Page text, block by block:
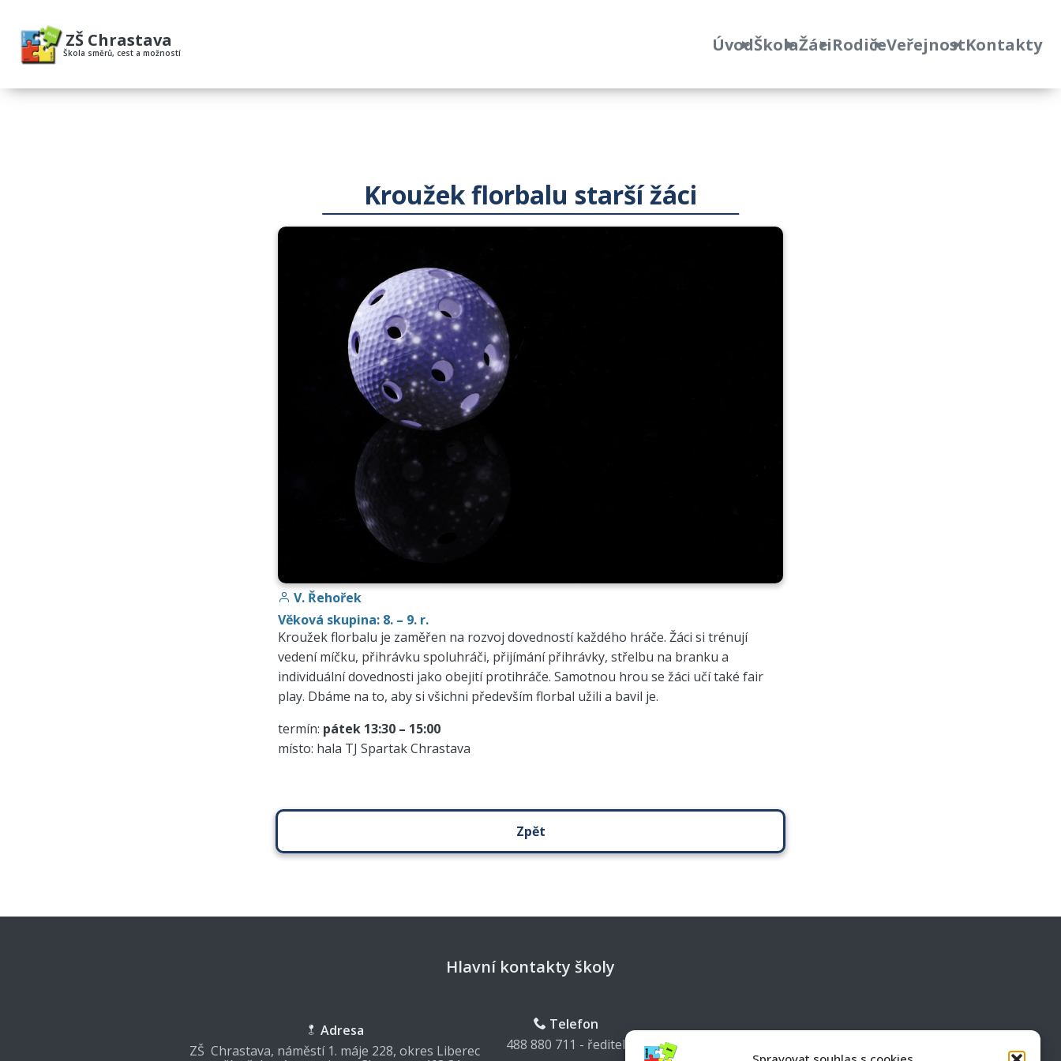
ZŠ Chrastava
Škola směrů, cest a možností ÚvodŠkolaŽáciRodičeVeřejnostKontakty
Kroužek florbalu starší žáci
V. Řehořek
Věková skupina: 8. – 9. r.
Kroužek florbalu je zaměřen na rozvoj dovedností každého hráče. Žáci si trénují
vedení míčku, přihrávku spoluhráči, přijímání přihrávky, střelbu na branku a
individuální dovednosti jako obejití protihráče. Samotnou hrou se žáci učí také fair
play. Dbáme na to, aby si všichni především florbal užili a bavil je.
termín: pátek 13:30 – 15:00
místo: hala TJ Spartak Chrastava
Zpět
Hlavní kontakty školy
Adresa
ZŠ Chrastava, náměstí 1. máje 228, okres Liberec
Telefon
488 880 711 - ředitel